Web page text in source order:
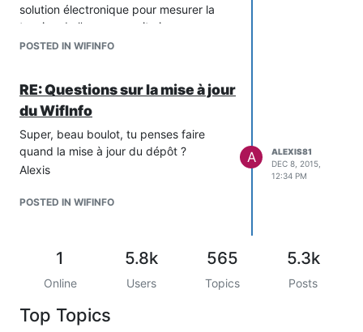
solution électronique pour mesurer la
tension de l'accus ensuite je pense
modifier ton code pour remonter cette
Merci.
POSTED IN WIFINFO
RE: Questions sur la mise à jour
du WifInfo
Super, beau boulot, tu penses faire
quand la mise à jour du dépôt ?
Alexis
POSTED IN WIFINFO
A
ALEXIS81
DEC 8, 2015,
12:34 PM
1
Online
5.8k
Users
565
Topics
5.3k
Posts
Top Topics